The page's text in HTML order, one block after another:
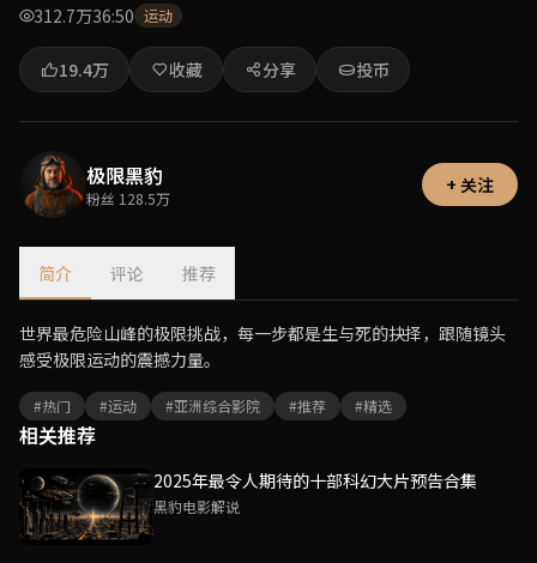
312.7万36:50 运动
19.4万 收藏 分享 投币
极限黑豹
粉丝 128.5万
+ 关注
简介 评论 推荐
世界最危险山峰的极限挑战，每一步都是生与死的抉择，跟随镜头
感受极限运动的震撼力量。
#热门 #运动 #亚洲综合影院 #推荐 #精选
相关推荐
2025年最令人期待的十部科幻大片预告合集
黑豹电影解说